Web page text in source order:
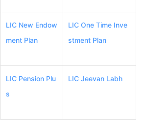
LIC New Endow
ment Plan
LIC One Time Inve
stment Plan
LIC Pension Plu
s
LIC Jeevan Labh